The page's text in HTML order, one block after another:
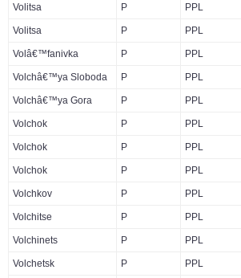
Volitsa P PPL
Volitsa P PPL
Volâ€™fanivka P PPL
Volchâ€™ya Sloboda P PPL
Volchâ€™ya Gora P PPL
Volchok P PPL
Volchok P PPL
Volchok P PPL
Volchkov P PPL
Volchitse P PPL
Volchinets P PPL
Volchetsk P PPL